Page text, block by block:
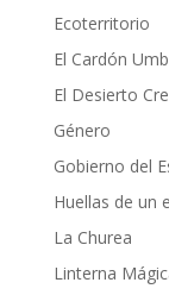
Ecoterritorio
El Cardón
El Desierto
Género
Gobierno del
Huellas de un
La Churea
Linterna